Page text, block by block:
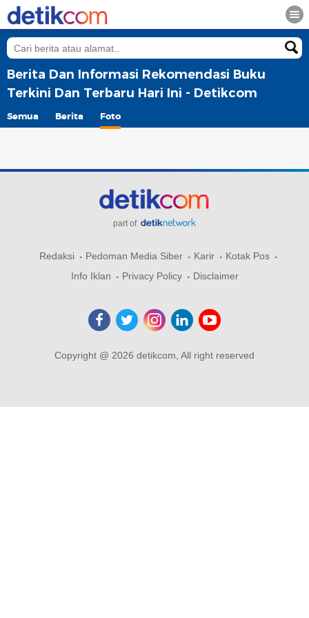
Berita Dan Informasi Rekomendasi Buku
Terkini Dan Terbaru Hari Ini - Detikcom
Semua Berita Foto
part of
Redaksi Pedoman Media Siber Karir
Kotak Pos
Info Iklan
Privacy Policy Disclaimer
Copyright @ 2026 detikcom, All right reserved